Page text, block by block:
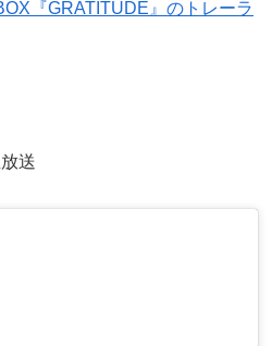
『GRATITUDE』のトレーラ
送